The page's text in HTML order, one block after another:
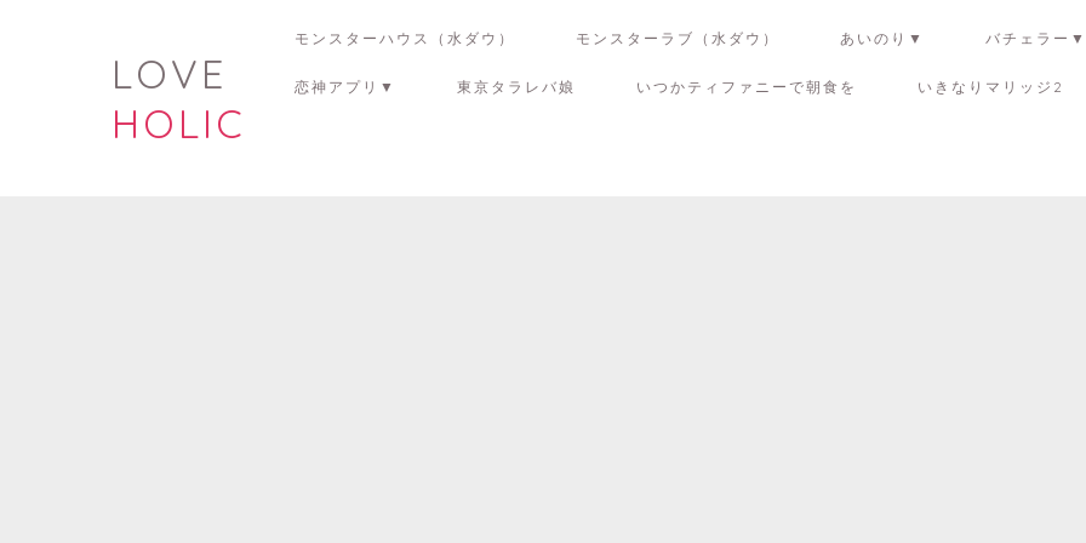
LOVE
HOLIC
モンスターハウス（水ダウ） モンスターラブ（水ダウ） あいのり▼ バチェラー▼
恋神アプリ▼ 東京タラレバ娘 いつかティファニーで朝食を いきなりマリッジ2